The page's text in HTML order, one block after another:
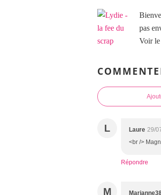
pas
Voir
L Laure 29/
<br />
Répondre
M